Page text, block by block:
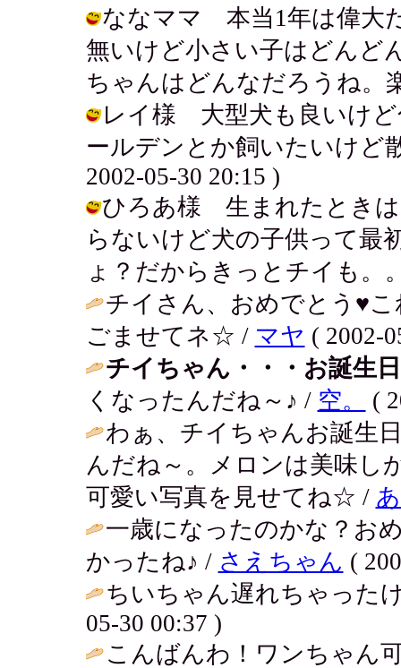
ななママ 本当1年は偉大
無いけど小さい子はどんど
ちゃんはどんなだろうね。
レイ様 大型犬も良いけど
ールデンとか飼いたいけど
2002-05-30 20:15 )
ひろあ様 生まれたときは
らないけど犬の子供って最
ょ？だからきっとチイも。
チイさん、おめでとう♥
ごませてネ☆ / マヤ ( 2002-
チイちゃん・・・お誕生
くなったんだね～♪ / 空。
(
わぁ、チイちゃんお誕生
んだね～。メロンは美味し
可愛い写真を見せてね☆ /
一歳になったのかな？お
かったね♪ / さえちゃん (
ちいちゃん遅れちゃった
05-30 00:37 )
こんばんわ！ワンちゃん